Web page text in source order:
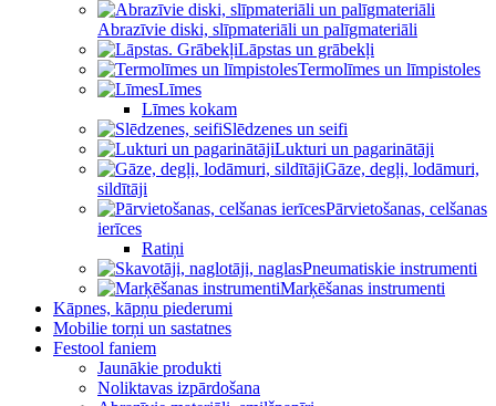
Abrazīvie diski, slīpmateriāli un palīgmateriāli
Lāpstas un grābekļi
Termolīmes un līmpistoles
Līmes
Līmes kokam
Slēdzenes un seifi
Lukturi un pagarinātāji
Gāze, degļi, lodāmuri,
sildītāji
Pārvietošanas, celšanas
ierīces
Ratiņi
Pneumatiskie instrumenti
Marķēšanas instrumenti
Kāpnes, kāpņu piederumi
Mobilie torņi un sastatnes
Festool faniem
Jaunākie produkti
Noliktavas izpārdošana